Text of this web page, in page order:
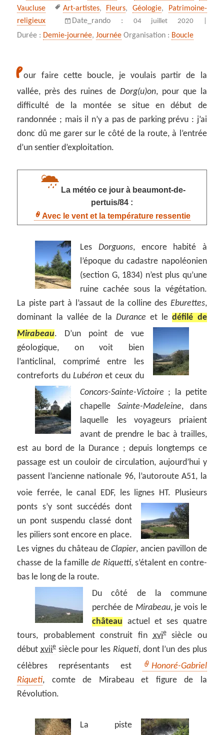
Vaucluse
Mots-
clés
Art-artistes, Fleurs, Géologie, Patrimoine-
religieux
Date_rando : 04 juillet 2020 |
Durée : Demie-journée,Journée Organisation : Boucle
Pour faire cette boucle, je voulais partir de la
vallée, près des ruines de Dorg(u)on, pour que la
difficulté de la montée se situe en début de
randonnée ; mais il n’y a pas de parking prévu : j’ai
donc dû me garer sur le côté de la route, à l’entrée
d’un sentier d’exploitation.
La météo ce jour à beaumont-de-
pertuis/84 :
Avec le vent et la température ressentie
Les Dorguons, encore habité à
l’époque du cadastre napoléonien
(section G, 1834) n’est plus qu’une
ruine cachée sous la végétation.
La piste part à l’assaut de la colline des Eburettes,
dominant la vallée de laDurance et ledéfilé de
Mirabeau. D’un point de vue
géologique, on voit bien
l’anticlinal, comprimé entre les
contreforts du Lubéronet ceux du
Concors-Sainte-Victoire ; la petite
chapelle Sainte-Madeleine, dans
laquelle les voyageurs priaient
avant de prendre le bac à trailles,
est au bord de la Durance ; depuis longtemps ce
passage est un couloir de circulation, aujourd’hui y
passent l’ancienne nationale 96, l’autoroute A51, la
voie ferrée, le canal EDF, les lignes HT. Plusieurs
ponts s’y sont succédés dont
un pont suspendu classé dont
les piliers sont encore en place.
Les vignes du château deClapier, ancien pavillon de
chasse de la famille de Riquetti, s’étalent en contre-
bas le long de la route.
Du côté de la commune
perchée de Mirabeau, je vois le
château actuel et ses quatre
tours, probablement construit finxviesiècle ou
débutxviie siècle pour les Riqueti, dont l’un des plus
célèbres représentants est
Honoré-Gabriel
Riqueti, comte de Mirabeau et figure de la
Révolution.
La piste